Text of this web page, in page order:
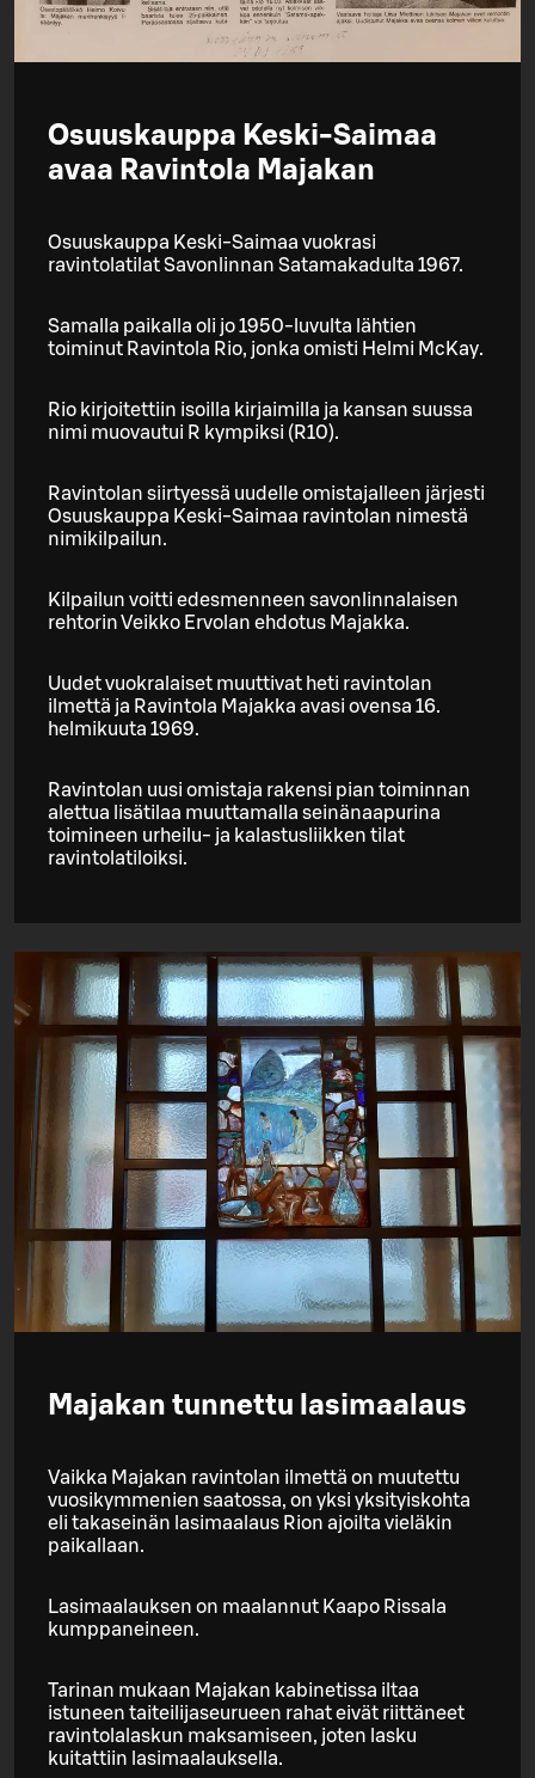
Osuuskauppa Keski-Saimaa
avaa Ravintola Majakan
Osuuskauppa Keski-Saimaa vuokrasi
ravintolatilat Savonlinnan Satamakadulta 1967.
Samalla paikalla oli jo 1950-luvulta lähtien
toiminut Ravintola Rio, jonka omisti Helmi McKay.
Rio kirjoitettiin isoilla kirjaimilla ja kansan suussa
nimi muovautui R kympiksi (R10).
Ravintolan siirtyessä uudelle omistajalleen järjesti
Osuuskauppa Keski-Saimaa ravintolan nimestä
nimikilpailun.
Kilpailun voitti edesmenneen savonlinnalaisen
rehtorin Veikko Ervolan ehdotus Majakka.
Uudet vuokralaiset muuttivat heti ravintolan
ilmettä ja Ravintola Majakka avasi ovensa 16.
helmikuuta 1969.
Ravintolan uusi omistaja rakensi pian toiminnan
alettua lisätilaa muuttamalla seinänaapurina
toimineen urheilu- ja kalastusliikken tilat
ravintolatiloiksi.
Majakan tunnettu lasimaalaus
Vaikka Majakan ravintolan ilmettä on muutettu
vuosikymmenien saatossa, on yksi yksityiskohta
eli takaseinän lasimaalaus Rion ajoilta vieläkin
paikallaan.
Lasimaalauksen on maalannut Kaapo Rissala
kumppaneineen.
Tarinan mukaan Majakan kabinetissa iltaa
istuneen taiteilijaseurueen rahat eivät riittäneet
ravintolalaskun maksamiseen, joten lasku
kuitattiin lasimaalauksella.